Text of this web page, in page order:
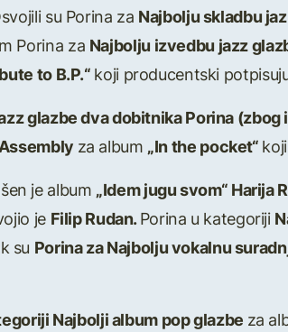
su Porina za Najbolju skladbu
Porina za Najbolju izvedbu jazz
to B.P.“koji producentski
glazbe dva dobitnika Porina
za album „In the pocket“
je album „Idem jugu svom“ Harija
je Filip Rudan.Porina u kategoriji
su Porina za Najbolju vokalnu
Najbolji album pop glazbe za